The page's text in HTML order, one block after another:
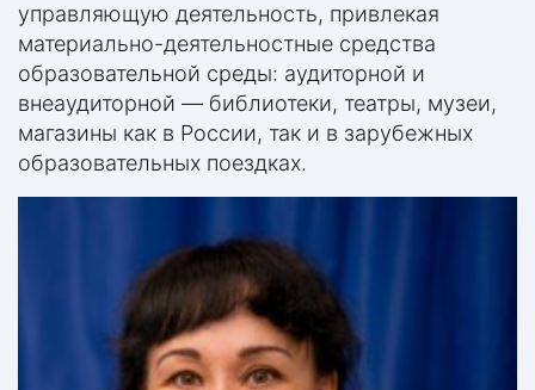
управляющую деятельность, привлекая
материально-деятельностные средства
образовательной среды: аудиторной и
внеаудиторной — библиотеки, театры, музеи,
магазины как в России, так и в зарубежных
образовательных поездках.